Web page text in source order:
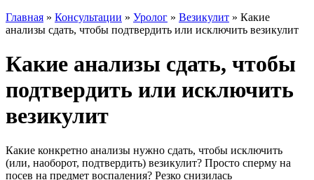
Главная » Консультации » Уролог » Везикулит » Какие
анализы сдать, чтобы подтвердить или исключить везикулит
Какие анализы сдать, чтобы
подтвердить или исключить
везикулит
Какие конкретно анализы нужно сдать, чтобы исключить
(или, наоборот, подтвердить) везикулит? Просто сперму на
посев на предмет воспаления? Резко снизилась